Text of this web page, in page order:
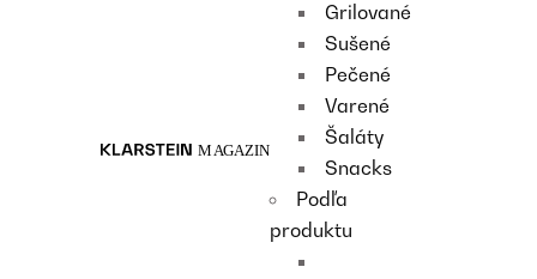
Grilované
Sušené
Pečené
Varené
Šaláty
Snacks
Podľa
produktu